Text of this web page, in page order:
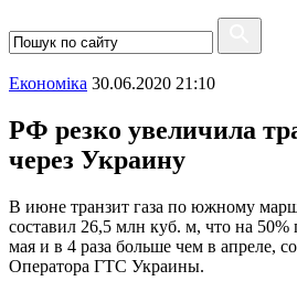
Економіка 30.06.2020 21:10
РФ резко увеличила
через Украину
В июне транзит газа по южному
составил 26,5 млн куб. м, что на 50%
мая и в 4 раза больше чем в апреле,
Оператора ГТС Украины.